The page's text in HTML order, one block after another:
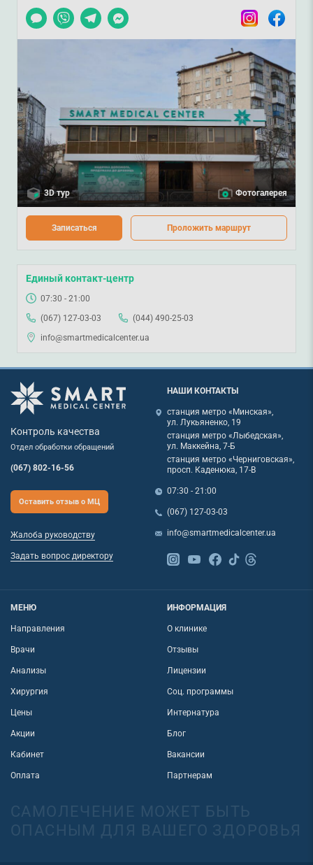
Чат
Viber TelegramMessenger InstagramFacebook
3D тур Фотогалерея
Записаться Проложить маршрут
Единый контакт-центр
07:30 - 21:00
(067) 127-03-03
(044) 490-25-03
info@smartmedicalcenter.ua
Контроль качества
Отдел обработки обращений
(067) 802-16-56
Оставить отзыв о МЦ
Жалоба руководству
Задать вопрос директору
НАШИ КОНТАКТЫ
станция метро «Минская»,
ул. Лукьяненко, 19
станция метро «Лыбедская»,
ул. Маккейна, 7-Б
станция метро «Черниговская»,
просп. Каденюка, 17-В
07:30 - 21:00
(067) 127-03-03
info@smartmedicalcenter.ua
МЕНЮ
Направления
Врачи
Анализы
Хирургия
Цены
Акции
Кабинет
Оплата
ИНФОРМАЦИЯ
О клинике
Отзывы
Лицензии
Соц. программы
Интернатура
Блог
Вакансии
Партнерам
САМОЛЕЧЕНИЕ МОЖЕТ БЫТЬ
ОПАСНЫМ ДЛЯ ВАШЕГО ЗДОРОВЬЯ